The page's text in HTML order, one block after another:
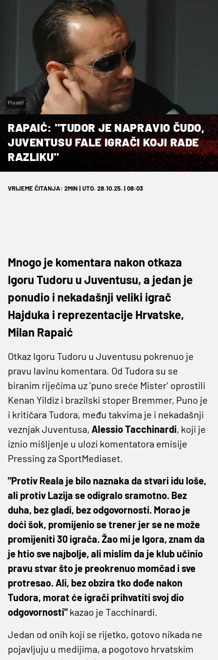
Pixsell
RAPAIĆ: "TUDOR JE NAPRAVIO ČUDO,
JUVENTUSU FALE IGRAČI KOJI RADE
RAZLIKU"
VRIJEME ČITANJA: 2MIN | UTO. 28.10.25. | 08:03
Mnogo je komentara nakon otkaza
Igoru Tudoru u Juventusu, a jedan je
ponudio i nekadašnji veliki igrač
Hajduka i reprezentacije Hrvatske,
Milan Rapaić
Otkaz Igoru Tudoru u Juventusu pokrenuo je
pravu lavinu komentara. Od Tudora su se
biranim riječima uz 'puno sreće Mister' oprostili
Kenan Yildiz i brazilski stoper Bremmer, Puno je
i kritičara Tudora, među takvima je i nekadašnji
veznjak Juventusa, Alessio Tacchinardi, koji je
iznio mišljenje u ulozi komentatora emisije
Pressing za SportMediaset.
"Protiv Reala je bilo naznaka da stvari idu loše,
ali protiv Lazija se odigralo sramotno. Bez
duha, bez gladi, bez odgovornosti. Morao je
doći šok, promijenio se trener jer se ne može
promijeniti 30 igrača. Žao mi je Igora, znam da
je htio sve najbolje, ali mislim da je klub učinio
pravu stvar što je preokrenuo momčad i sve
protresao. Ali, bez obzira tko dođe nakon
Tudora, morat će igrači prihvatiti svoj dio
odgovornosti" kazao je Tacchinardi.
Jedan od onih koji se rijetko, gotovo nikada ne
pojavljuju u medijima, a pogotovo hrvatskim